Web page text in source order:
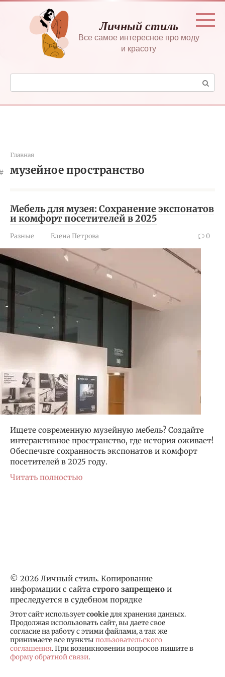
Перейти
контенту
Личный стиль
Все самое интересное про моду
и красоту
Поиск:
Главная
музейное пространство
Мебель для музея: Сохранение экспонатов
и комфорт посетителей в 2025
Разные Елена Петрова 0
Ищете современную музейную мебель? Создайте
интерактивное пространство, где история оживает!
Обеспечьте сохранность экспонатов и комфорт
посетителей в 2025 году.
Читать полностью
© 2026 Личный стиль. Копирование
информации с сайта строго запрещено и
преследуется в судебном порядке
Этот сайт используетcookieдля хранения данных.
Продолжая использовать сайт, вы даете свое
согласие на работу с этими файлами, а так же
принимаете все пункты пользовательского
соглашения. При возникновении вопросов пишите в
форму обратной связи.